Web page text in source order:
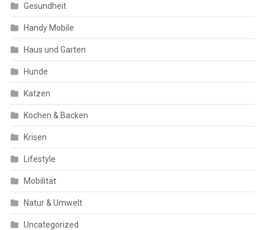
Gesundheit
Handy Mobile
Haus und Garten
Hunde
Katzen
Kochen & Backen
Krisen
Lifestyle
Mobilität
Natur & Umwelt
Uncategorized